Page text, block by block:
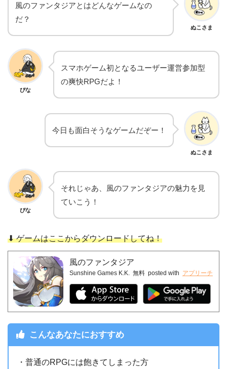
ぬこさま
風のファンタジアとはどんなゲームなの
だ？
ぴな
スマホゲーム初となるユーザー運営参加型
の爽快RPGだよ！
ぬこさま
今日も面白そうなゲームだぞー！
ぴな
それじゃあ、風のファンタジアの魅力を見
ていこう！
⬇︎ ゲームはここからダウンロードしてね！
風のファンタジア
Sunshine Games K.K. 無料 posted with アプリーチ
こんなあなたにおすすめ
・普通のRPGには飽きてしまった方